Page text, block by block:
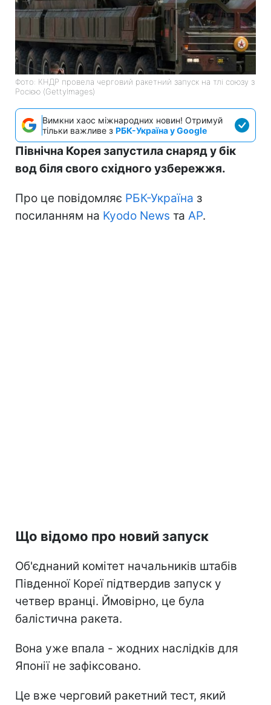
Фото: КНДР провела черговий ракетний запуск на тлі союзу з
Росією (GettyImages)
Вимкни хаос міжнародних новин! Отримуй
тільки важливе з РБК-Україна у Google
Північна Корея запустила снаряд у бік
вод біля свого східного узбережжя.
Про це повідомляє РБК-Україна з
посиланням на Kyodo News та АР.
Що відомо про новий запуск
Об'єднаний комітет начальників штабів
Південної Кореї підтвердив запуск у
четвер вранці. Ймовірно, це була
балістична ракета.
Вона уже впала - жодних наслідків для
Японії не зафіксовано.
Це вже черговий ракетний тест, який